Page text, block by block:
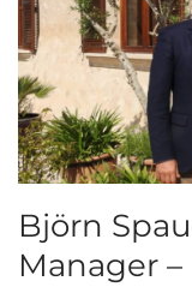
Björn
Manager –